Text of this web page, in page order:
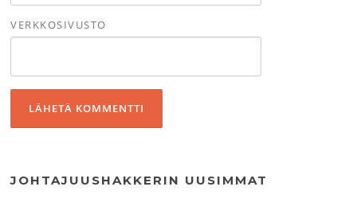
VERKKOSIVUSTO
JOHTAJUUSHAKKERIN UUSIMMAT